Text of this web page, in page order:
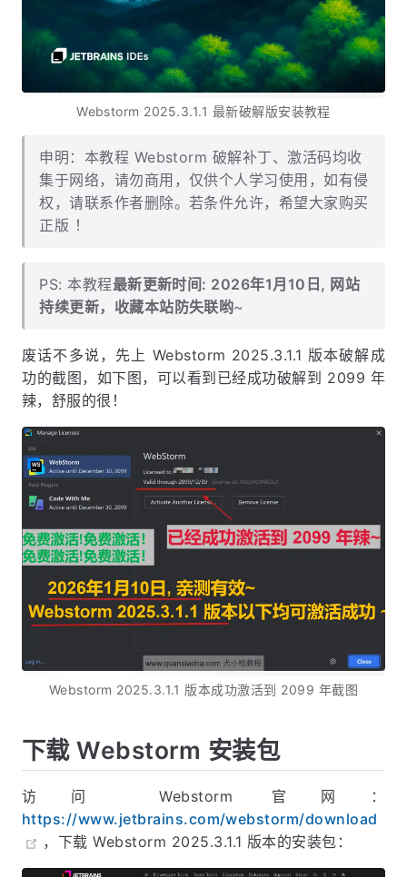
Webstorm 2025.3.1.1 最新破解版安装教程
申明：本教程 Webstorm 破解补丁、激活码均收
集于网络，请勿商用，仅供个人学习使用，如有侵
权，请联系作者删除。若条件允许，希望大家购买
正版 ！
PS: 本教程最新更新时间: 2026年1月10日, 网站
持续更新，收藏本站防失联哟~
废话不多说，先上 Webstorm 2025.3.1.1 版本破解成
功的截图，如下图，可以看到已经成功破解到 2099 年
辣，舒服的很！
Webstorm 2025.3.1.1 版本成功激活到 2099 年截图
下载 Webstorm 安装包
访问 Webstorm 官网：
https://www.jetbrains.com/webstorm/download
，下载 Webstorm 2025.3.1.1 版本的安装包：